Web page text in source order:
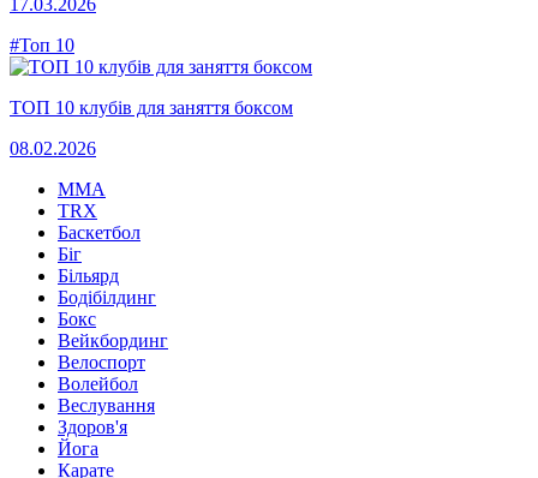
#Топ 10
ТОП 10 клубів для заняття боксом
08.02.2026
MMA
TRX
Баскетбол
Біг
Більярд
Бодібілдинг
Бокс
Вейкбординг
Велоспорт
Волейбол
Веслування
Здоров'я
Йога
Карате